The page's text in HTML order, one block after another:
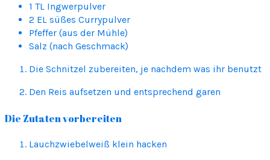
1 TL Ingwerpulver
2 EL süßes Currypulver
Pfeffer (aus der Mühle)
Salz (nach Geschmack)
Die Schnitzel zubereiten, je nachdem was ihr benutzt
Den Reis aufsetzen und entsprechend garen
Die Zutaten vorbereiten
Lauchzwiebelweiß klein hacken